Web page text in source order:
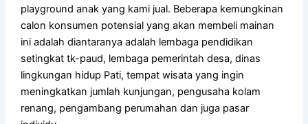
playground anak yang kami jual. Beberapa kemungkinan
calon konsumen potensial yang akan membeli mainan
ini adalah diantaranya adalah lembaga pendidikan
setingkat tk-paud, lembaga pemerintah desa, dinas
lingkungan hidup Pati, tempat wisata yang ingin
meningkatkan jumlah kunjungan, pengusaha kolam
renang, pengambang perumahan dan juga pasar